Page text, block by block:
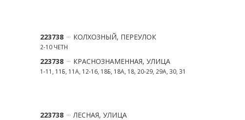
223738 КОЛХОЗНЫЙ, ПЕРЕУЛОК
2-10 ЧЕТН
223738 КРАСНОЗНАМЕННАЯ, УЛИЦА
1-11, 11Б, 11А, 12-16, 18Б, 18А, 18, 20-29, 29А, 30, 31
223738 ЛЕСНАЯ, УЛИЦА